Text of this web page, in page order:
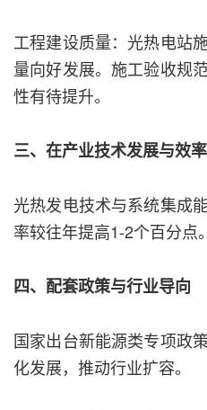
工程建设质量：光热电站
量向好发展。施工验收规
性有待提升。
三、在产业技术发展与效
光热发电技术与系统集成
率较往年提高1-2个百分点。
四、配套政策与行业导向
国家出台新能源类专项政
化发展，推动行业扩容。